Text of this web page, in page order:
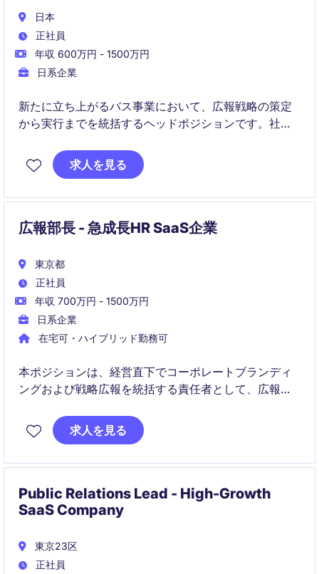
日本
正社員
年収 600万円 - 1500万円
日系企業
新たに立ち上がるバス事業において、広報戦略の策定
から実行までを統括するヘッドポジションです。社長
向上とブランド確立をリードしていただきます。
求人を見る
広報部長 - 急成長HR SaaS企業
東京都
正社員
年収 700万円 - 1500万円
日系企業
在宅可・ハイブリッド勤務可
本ポジションは、経営直下でコーポレートブランディ
ングおよび戦略広報を統括する責任者として、広報戦
広報までを一貫してリードいただきます。第二創業期
における企業価値の再定義および市場認知の最大化を
求人を見る
Public Relations Lead - High-Growth
SaaS Company
東京23区
正社員